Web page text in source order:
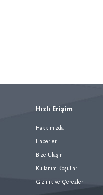
Hızlı Erişim
Hakkımızda
Haberler
Bize Ulaşın
Kullanım Koşulları
Gizlilik ve Çerezler